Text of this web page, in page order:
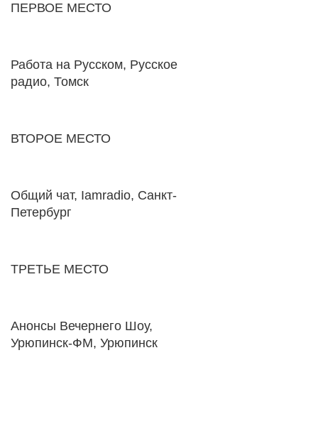
ПЕРВОЕ МЕСТО
Работа на Русском, Русское
радио, Томск
ВТОРОЕ МЕСТО
Общий чат, Iamradio, Санкт-
Петербург
ТРЕТЬЕ МЕСТО
Анонсы Вечернего Шоу,
Урюпинск-ФМ, Урюпинск